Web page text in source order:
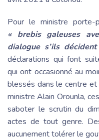
Pour le ministre porte-
« brebis galeuses
dialogue s’ils
déclarations qui font
qui ont occasionné au
blessés dans le centre
ministre Alain Orounla,
saboter le scrutin du
actes de tout genre.
aucunement tolérer le